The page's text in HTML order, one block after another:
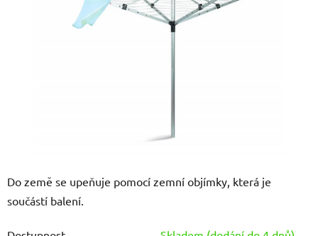
Do země se upeňuje pomocí zemní objímky, která je
součástí balení.